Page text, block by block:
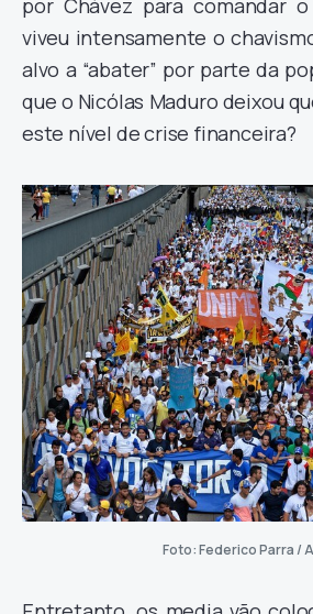
por Chávez para comandar
viveu intensamente o
alvo a “abater” por parte da
que o Nicólas Maduro deixou
este nível de crise financeira?
Foto: Federico Parra /